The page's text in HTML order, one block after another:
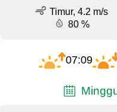
Timur, 4.2 m/s
80 %
07:09